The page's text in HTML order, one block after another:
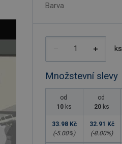
Barva
ks
Množstevní slevy
od
10 ks
33.98 Kč
(-5.00%)
od
20 ks
32.91 Kč
(-8.00%)